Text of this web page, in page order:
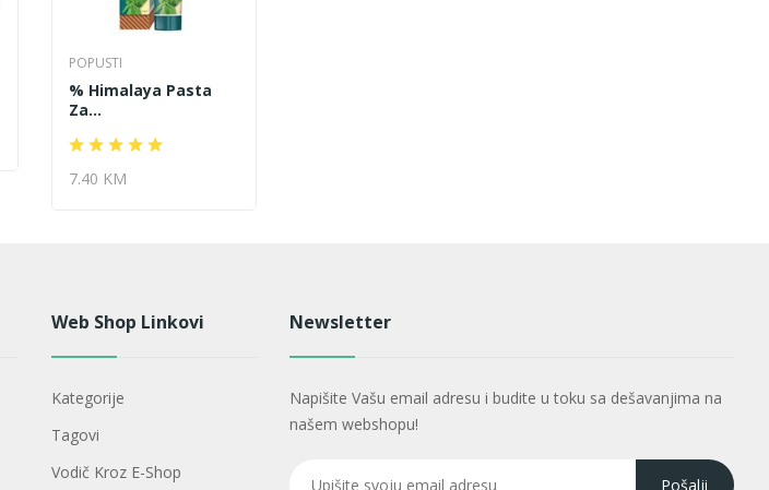
POPUSTI
% Himalaya Pasta
Za...
7.40 KM
Web Shop Linkovi
Kategorije
Tagovi
Vodič Kroz E-Shop
Newsletter
Napišite Vašu email adresu i budite u toku sa dešavanjima na
našem webshopu!